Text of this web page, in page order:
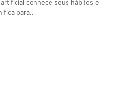
conhece seus hábitos e
para…